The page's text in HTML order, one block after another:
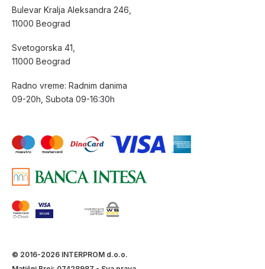
Bulevar Kralja Aleksandra 246,
11000 Beograd
Svetogorska 41,
11000 Beograd
Radno vreme: Radnim danima
09-20h, Subota 09-16:30h
© 2016-2026 INTERPROM d.o.o.